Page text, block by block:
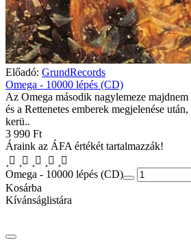
Előadó: GrundRecords
Omega - 10000 lépés (CD)
Az Omega második nagylemeze
és a Rettenetes emberek megjelenése
kerü..
3 990 Ft
Áraink az ÁFA értékét tartalmazzák!
Omega - 10000 lépés (CD)
Kosárba
Kívánságlistára